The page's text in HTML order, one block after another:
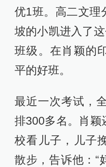
优1班。高二文理
坡的小凯进入了
班级。在肖颖的
平的好班。
最近一次考试，
排300多名。肖颖
校看儿子，儿子
散步，告诉他：“